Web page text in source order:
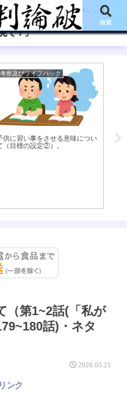
て!」ボタンをご覧ください。】
て！」
考察及びライフハック
供に習い事をさせる意味につい
（目標の設定②）。
部
（第1~2話(「私が
話)・ネタ
2026.05.21
ンク
検索